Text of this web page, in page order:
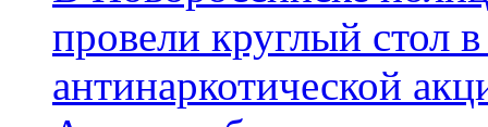
провели круглый стол
антинаркотической